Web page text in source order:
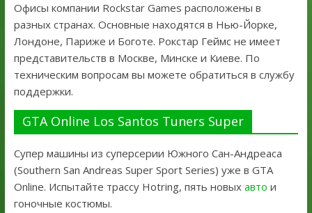
Офисы компании Rockstar Games расположены в
разных странах. Основные находятся в Нью-Йорке,
Лондоне, Париже и Боготе. Рокстар Геймс не имеет
представительств в Москве, Минске и Киеве. По
техническим вопросам вы можете обратиться в службу
поддержки.
GTA Online Los Santos Tuners Super
Супер машины из суперсерии Южного Сан-Андреаса
(Southern San Andreas Super Sport Series) уже в GTA
Online. Испытайте трассу Hotring, пять новых авто и
гоночные костюмы.